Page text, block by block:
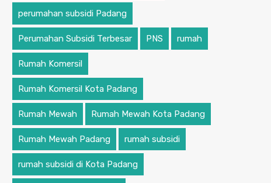
perumahan subsidi Padang
Perumahan Subsidi Terbesar PNS rumah
Rumah Komersil
Rumah Komersil Kota Padang
Rumah Mewah Rumah Mewah Kota Padang
Rumah Mewah Padang rumah subsidi
rumah subsidi di Kota Padang